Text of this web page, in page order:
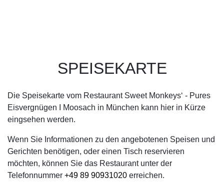
SPEISEKARTE
Die Speisekarte vom Restaurant Sweet Monkeys‘ - Pures
Eisvergnügen I Moosach in München kann hier in Kürze
eingsehen werden.
Wenn Sie Informationen zu den angebotenen Speisen und
Gerichten benötigen, oder einen Tisch reservieren
möchten, können Sie das Restaurant unter der
Telefonnummer +49 89 90931020 erreichen.